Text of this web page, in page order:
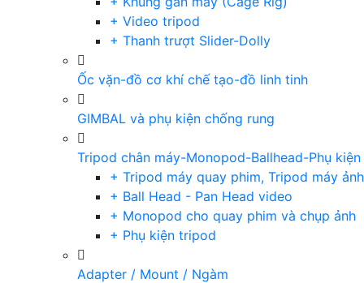
+ Video tripod
+ Thanh trượt Slider-Dolly
Ốc vặn-đồ cơ khí chế tạo-đồ linh tinh
GIMBAL và phụ kiện chống rung
Tripod chân máy-Monopod-Ballhead-Phụ kiện
+ Tripod máy quay phim, Tripod máy
+ Ball Head - Pan Head video
+ Monopod cho quay phim và chụp ảnh
+ Phụ kiện tripod
Adapter / Mount / Ngàm